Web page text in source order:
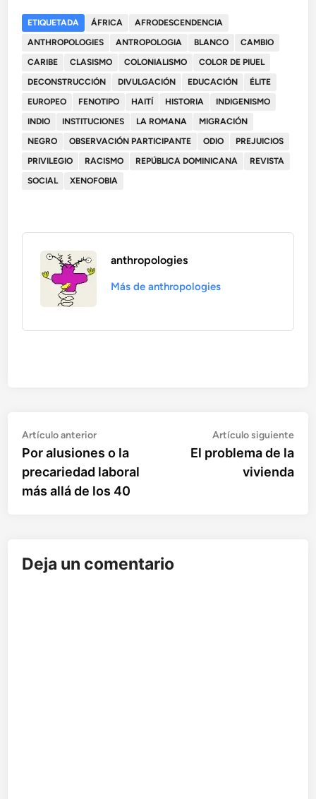
ETIQUETADA ÁFRICA
AFRODESCENDENCIA
ANTHROPOLOGIES
ANTROPOLOGIA BLANCO
CAMBIO
CARIBE
CLASISMO COLONIALISMO
COLOR DE PIUEL
DECONSTRUCCIÓN
DIVULGACIÓN EDUCACIÓN
ÉLITE
EUROPEO
FENOTIPO HAITÍ HISTORIA
INDIGENISMO
INDIO
INSTITUCIONES LA ROMANA
MIGRACIÓN
NEGRO
OBSERVACIÓN PARTICIPANTE ODIO
PREJUICIOS
PRIVILEGIO
RACISMO REPÚBLICA DOMINICANA
REVISTA
SOCIAL
XENOFOBIA
anthropologies
Más de anthropologies
Navegación
de
entradas
Artículo anteriorArtículo
anterior:
Por alusiones o la
precariedad laboral
más allá de los 40
Artículo siguiente
El problema de la
vivienda
Deja un comentario